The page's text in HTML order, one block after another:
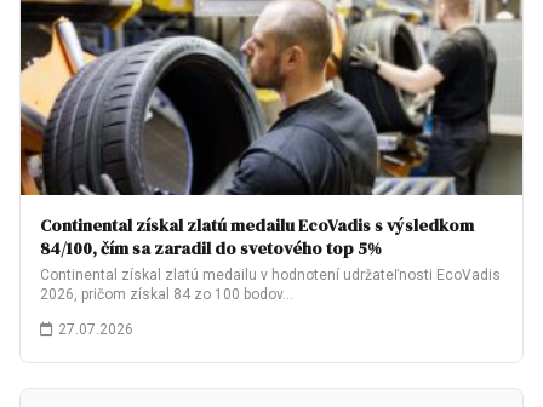
Continental získal zlatú medailu EcoVadis s výsledkom
84/100, čím sa zaradil do svetového top 5%
Continental získal zlatú medailu v hodnotení udržateľnosti EcoVadis
2026, pričom získal 84 zo 100 bodov…
27.07.2026